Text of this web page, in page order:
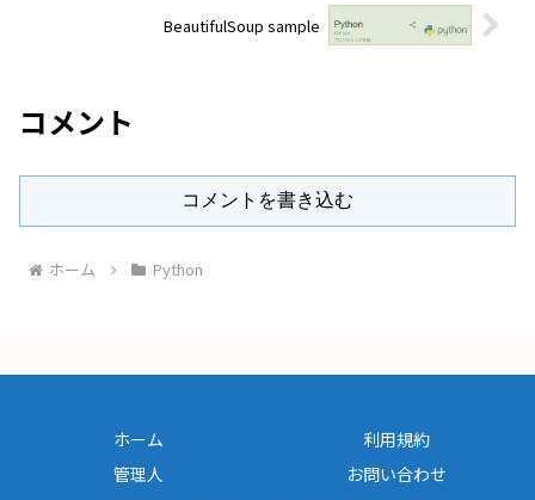
BeautifulSoup sample
コメント
コメントを書き込む
ホーム Python
ホーム
利用規約
管理人
お問い合わせ